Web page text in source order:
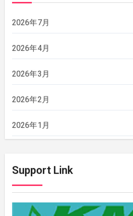
2026年7月
2026年4月
2026年3月
2026年2月
2026年1月
2025年11月
2025年10月
Support Link